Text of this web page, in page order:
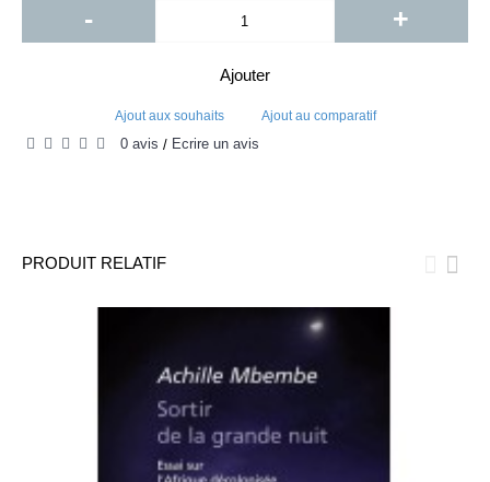
- +
Ajouter
Ajout aux souhaits Ajout au comparatif
0 avis / Écrire un avis
PRODUIT RELATIF